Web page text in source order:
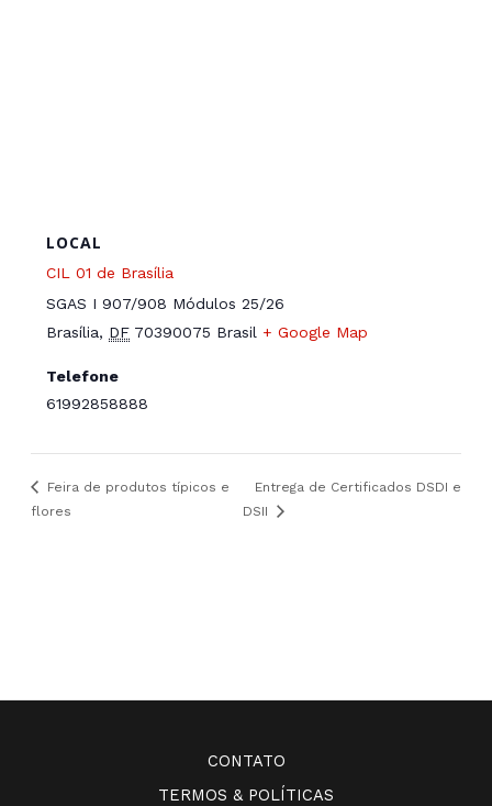
LOCAL
CIL 01 de Brasília
SGAS I 907/908 Módulos 25/26
Brasília, DF 70390075 Brasil + Google Map
Telefone
61992858888
Feira de produtos típicos e
flores
Entrega de Certificados DSDI e
DSII
CONTATO
TERMOS & POLÍTICAS